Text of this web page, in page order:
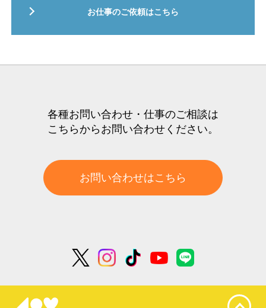
お仕事のご依頼はこちら
各種お問い合わせ・仕事のご相談は
こちらからお問い合わせください。
お問い合わせはこちら